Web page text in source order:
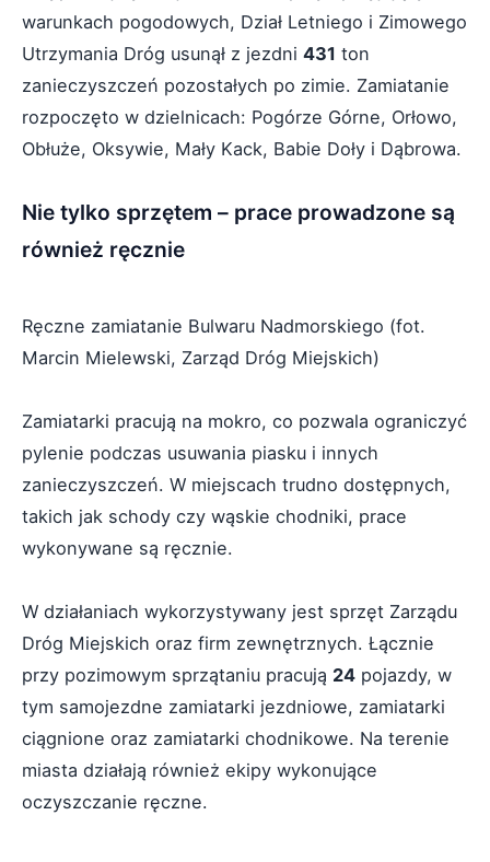
warunkach pogodowych, Dział Letniego i Zimowego
Utrzymania Dróg usunął z jezdni 431 ton
zanieczyszczeń pozostałych po zimie. Zamiatanie
rozpoczęto w dzielnicach: Pogórze Górne, Orłowo,
Obłuże, Oksywie, Mały Kack, Babie Doły i Dąbrowa.
Nie tylko sprzętem – prace prowadzone są
również ręcznie
Ręczne zamiatanie Bulwaru Nadmorskiego (fot.
Marcin Mielewski, Zarząd Dróg Miejskich)
Zamiatarki pracują na mokro, co pozwala ograniczyć
pylenie podczas usuwania piasku i innych
zanieczyszczeń. W miejscach trudno dostępnych,
takich jak schody czy wąskie chodniki, prace
wykonywane są ręcznie.
W działaniach wykorzystywany jest sprzęt Zarządu
Dróg Miejskich oraz firm zewnętrznych. Łącznie
przy pozimowym sprzątaniu pracują 24 pojazdy, w
tym samojezdne zamiatarki jezdniowe, zamiatarki
ciągnione oraz zamiatarki chodnikowe. Na terenie
miasta działają również ekipy wykonujące
oczyszczanie ręczne.